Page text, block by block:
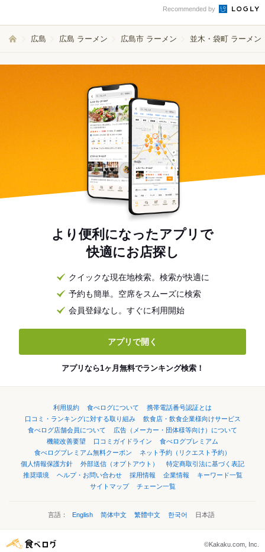
Recommended by
広島 広島 ラーメン 広島市 ラーメン 並木・袋町 ラーメン
より便利になったアプリで
快適にお店探し
クイックな現在地検索。検索が快適に
予約も簡単。空席をスムーズに検索
会員登録なし。すぐに利用開始
アプリで開く
アプリなら1ヶ月無料でランキング検索！
利用規約 食べログについて
携帯電話番号認証とは
口コミ・ランキングに対する取り組み
飲食店・飲食企業様向けサービス
食べログ店舗会員について
広告（メーカー・団体様等向け）について
機能改善要望
口コミガイドライン
食べログプレミアム
食べログプレミアム無料クーポン
ネット予約（リクエスト予約）
個人情報保護方針
外部送信（オプトアウト）
特定商取引法に基づく表記
推奨環境
ヘルプ・お問い合わせ 採用情報 企業情報
キーワード一覧
サイトマップ
チェーン一覧
言語： English 简体中文 繁體中文 한국어 日本語
©Kakaku.com, Inc.